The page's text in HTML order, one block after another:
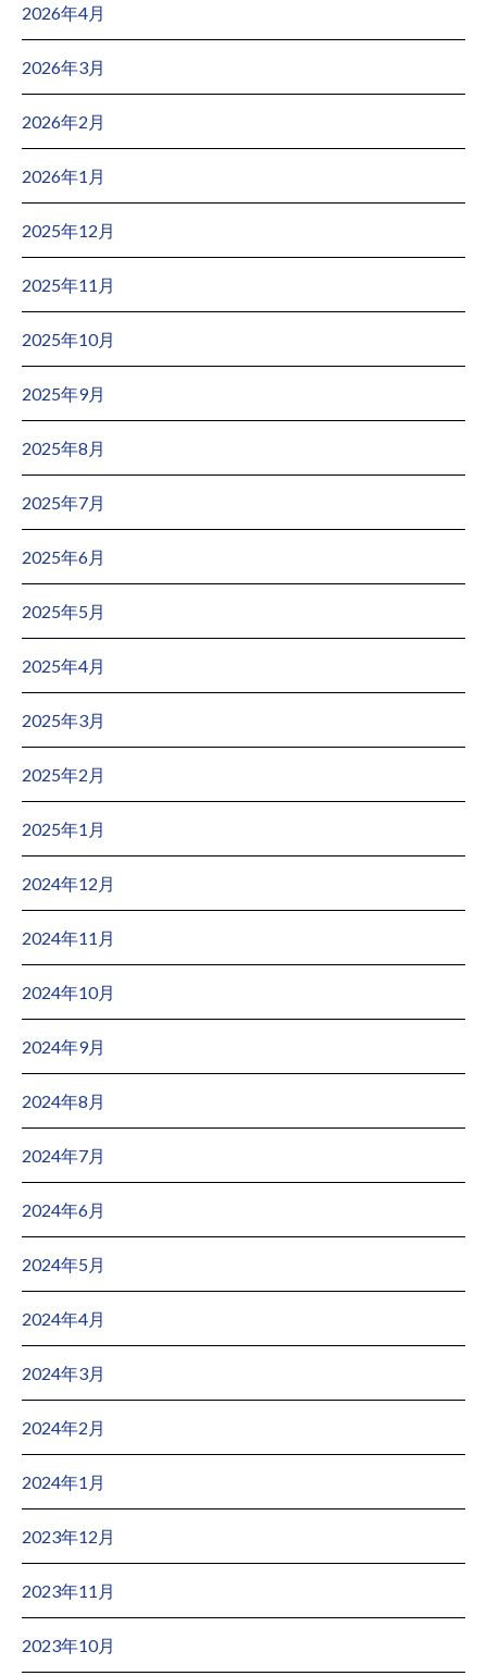
2026年4月
2026年3月
2026年2月
2026年1月
2025年12月
2025年11月
2025年10月
2025年9月
2025年8月
2025年7月
2025年6月
2025年5月
2025年4月
2025年3月
2025年2月
2025年1月
2024年12月
2024年11月
2024年10月
2024年9月
2024年8月
2024年7月
2024年6月
2024年5月
2024年4月
2024年3月
2024年2月
2024年1月
2023年12月
2023年11月
2023年10月